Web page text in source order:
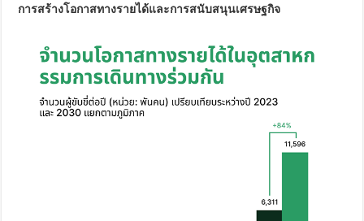
การสร้างโอกาสทางรายได้และการสนับสนุนเศรษฐกิจ